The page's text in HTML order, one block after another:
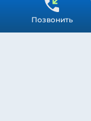
Позвонить